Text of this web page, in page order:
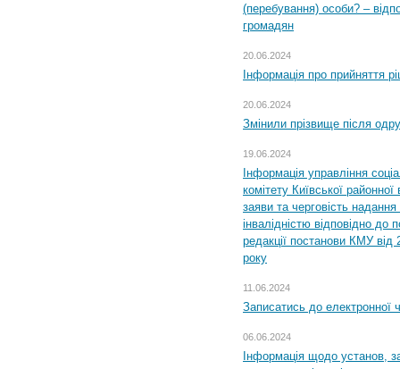
(перебування) особи? –
громадян
20.06.2024
Інформація про прийняття
20.06.2024
Змінили прізвище після
19.06.2024
Інформація управління
комітету Київської
заяви та черговість надання
інвалідністю відповідно
редакції постанови КМУ
року
11.06.2024
Записатись до електронної
06.06.2024
Інформація щодо установ,